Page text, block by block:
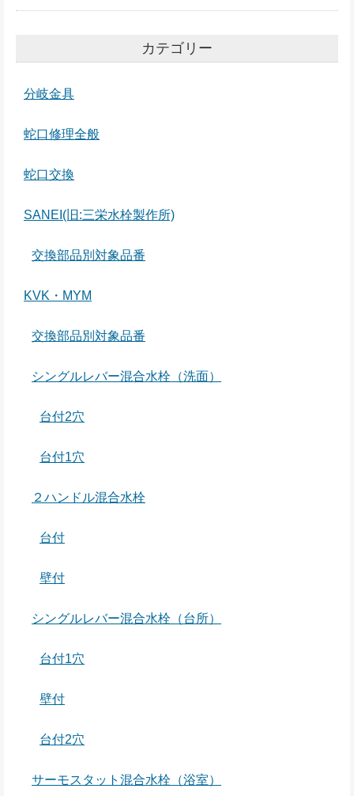
カテゴリー
分岐金具
蛇口修理全般
蛇口交換
SANEI(旧:三栄水栓製作所)
交換部品別対象品番
KVK・MYM
交換部品別対象品番
シングルレバー混合水栓（洗面）
台付2穴
台付1穴
２ハンドル混合水栓
台付
壁付
シングルレバー混合水栓（台所）
台付1穴
壁付
台付2穴
サーモスタット混合水栓（浴室）